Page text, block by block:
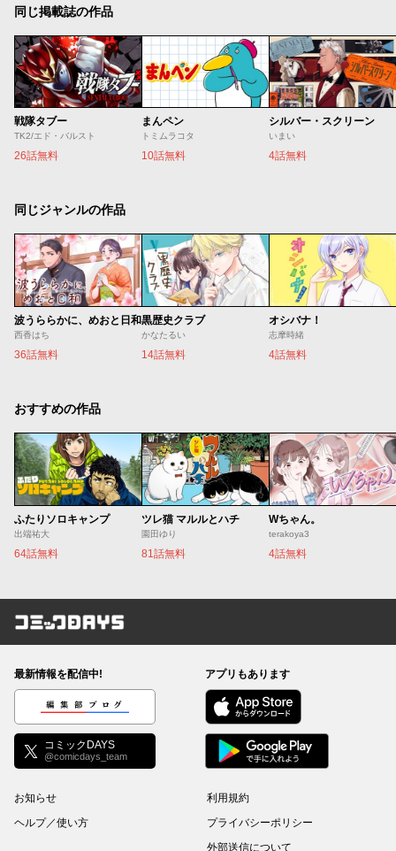
同じ掲載誌の作品
戦隊タブー
TK2/エド・バルスト
26話無料
まんペン
トミムラコタ
10話無料
シルバー・スクリーン
いまい
4話無料
同じジャンルの作品
波うららかに、めおと日和
西香はち
36話無料
黒歴史クラブ
かなたるい
14話無料
オシバナ！
志摩時緒
4話無料
おすすめの作品
ふたりソロキャンプ
出端祐大
64話無料
ツレ猫 マルルとハチ
園田ゆり
81話無料
Wちゃん。
terakoya3
4話無料
コミックDAYS
最新情報を配信中!
編集部ブログ
コミックDAYS
@comicdays_team
アプリもあります
お知らせ
ヘルプ／使い方
利用規約
プライバシーポリシー
外部送信について